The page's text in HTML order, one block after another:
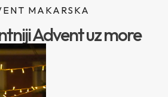
MAKARSKA
Advent uz more